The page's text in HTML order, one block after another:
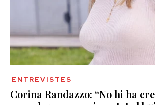
ENTREVISTES
Corina Randazzo: “No hi ha